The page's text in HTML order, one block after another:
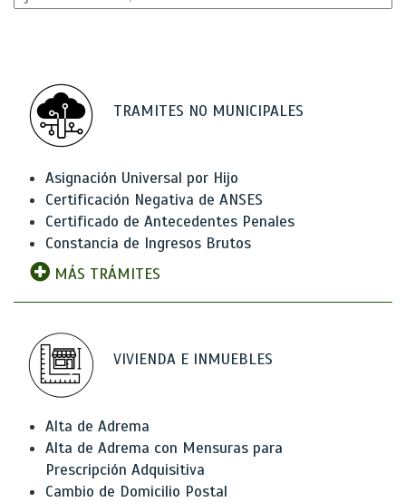
TRAMITES NO MUNICIPALES
Asignación Universal por Hijo
Certificación Negativa de ANSES
Certificado de Antecedentes Penales
Constancia de Ingresos Brutos
MÁS TRÁMITES
VIVIENDA E INMUEBLES
Alta de Adrema
Alta de Adrema con Mensuras para
Prescripción Adquisitiva
Cambio de Domicilio Postal